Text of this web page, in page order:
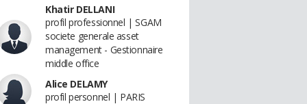
Khatir DELLANI
profil professionnel | SGAM
societe generale asset
management - Gestionnaire
middle office
Alice DELAMY
profil personnel | PARIS